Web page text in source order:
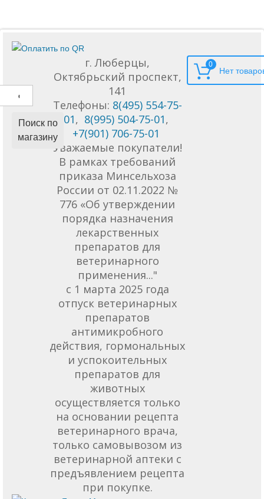
Поиск по
магазину
г. Люберцы,
Октябрьский проспект,
141
Телефоны: 8(495) 554-75-
01, 8(995) 504-75-01,
+7(901) 706-75-01
Уважаемые покупатели!
В рамках требований
приказа Минсельхоза
России от 02.11.2022 №
776 «Об утверждении
порядка назначения
лекарственных
препаратов для
ветеринарного
применения..."
с 1 марта 2025 года
отпуск ветеринарных
препаратов
антимикробного
действия, гормональных
и успокоительных
препаратов для
животных
осуществляется только
на основании рецепта
ветеринарного врача,
только самовывозом из
ветеринарной аптеки с
предъявлением рецепта
при покупке.
0